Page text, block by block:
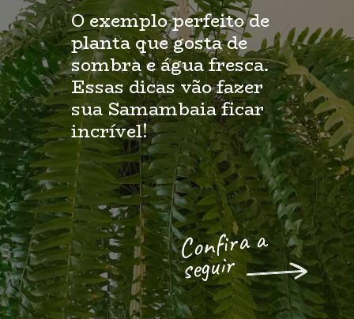
O exemplo perfeito de
planta que gosta de
sombra e água fresca.
Essas dicas vão fazer
sua Samambaia ficar
incrível!
Confira a
seguir